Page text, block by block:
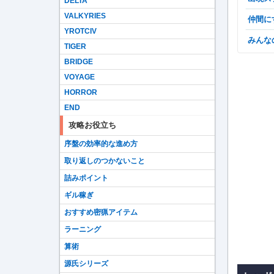
仲間
みん
VALKYRIES
YROTCIV
TIGER
BRIDGE
VOYAGE
HORROR
END
攻略お役立ち
序盤の効率的な進め方
取り返しのつかないこと
詰みポイント
ギル稼ぎ
おすすめ密猟アイテム
ラーニング
算術
源氏シリーズ